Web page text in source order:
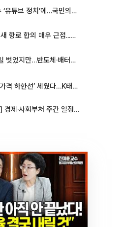
우성빈 기장군수 ‘유튜브 정치’에…국민의힘 군의원들 집단 반발
이란 “호르무즈 새 항로 합의 매우 근접...미국 배상 먼저”
‘한국판 IRA’ 베일 벗었지만…반도체·배터리 업계 “시행령이 관건”
美 폴리실리콘 ‘가격 하한선’ 세웠다…K태양광 수혜 기대
[정부 주요 일정] 경제·사회부처 주간 일정 (8월 10일 ~ 8월 14일)